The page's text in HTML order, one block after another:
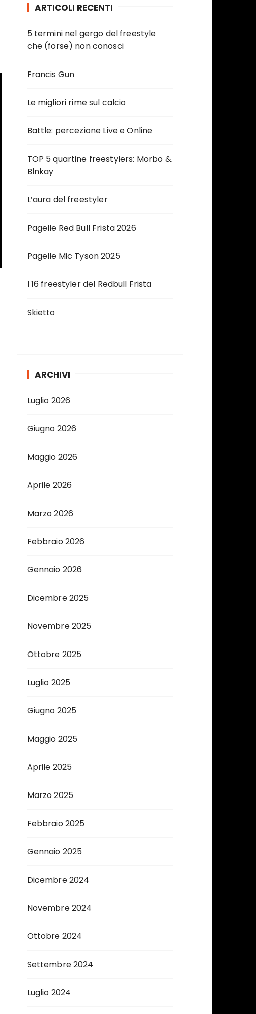
ARTICOLI RECENTI
5 termini nel gergo del freestyle
che (forse) non conosci
Francis Gun
Le migliori rime sul calcio
Battle: percezione Live e Online
TOP 5 quartine freestylers: Morbo &
Blnkay
L’aura del freestyler
Pagelle Red Bull Frista 2026
Pagelle Mic Tyson 2025
I 16 freestyler del Redbull Frista
Skietto
ARCHIVI
Luglio 2026
Giugno 2026
Maggio 2026
Aprile 2026
Marzo 2026
Febbraio 2026
Gennaio 2026
Dicembre 2025
Novembre 2025
Ottobre 2025
Luglio 2025
Giugno 2025
Maggio 2025
Aprile 2025
Marzo 2025
Febbraio 2025
Gennaio 2025
Dicembre 2024
Novembre 2024
Ottobre 2024
Settembre 2024
Luglio 2024